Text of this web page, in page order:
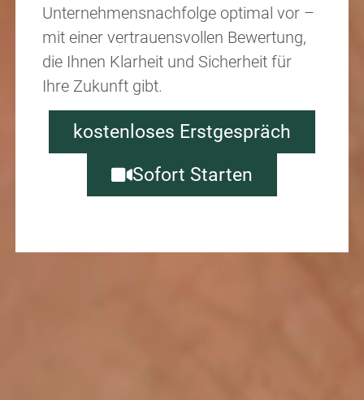
Unternehmensnachfolge optimal vor –
mit einer vertrauensvollen Bewertung,
die Ihnen Klarheit und Sicherheit für
Ihre Zukunft gibt.
kostenloses Erstgespräch
Sofort Starten